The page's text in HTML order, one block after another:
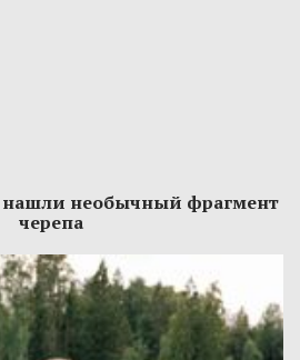
нашли необычный фрагмент
черепа